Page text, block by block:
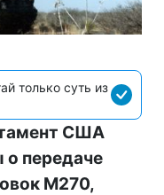
только суть из
США
передаче
M270,